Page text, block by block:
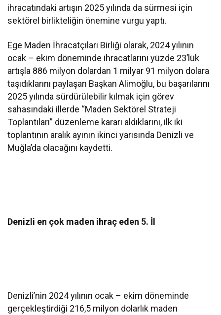
ihracatındaki artışın 2025 yılında da sürmesi için
sektörel birlikteliğin önemine vurgu yaptı.
Ege Maden İhracatçıları Birliği olarak, 2024 yılının
ocak – ekim döneminde ihracatlarını yüzde 23’lük
artışla 886 milyon dolardan 1 milyar 91 milyon dolara
taşıdıklarını paylaşan Başkan Alimoğlu, bu başarılarını
2025 yılında sürdürülebilir kılmak için görev
sahasındaki illerde “Maden Sektörel Strateji
Toplantıları” düzenleme kararı aldıklarını, ilk iki
toplantının aralık ayının ikinci yarısında Denizli ve
Muğla’da olacağını kaydetti.
Denizli en çok maden ihraç eden 5. İl
Denizli’nin 2024 yılının ocak – ekim döneminde
gerçekleştirdiği 216,5 milyon dolarlık maden